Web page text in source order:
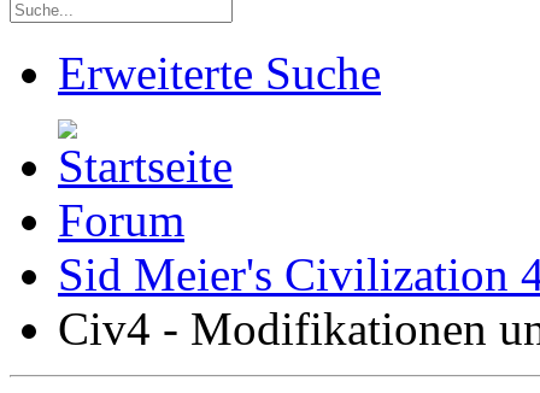
Erweiterte Suche
Forum
Sid Meier's Civilization
Civ4 - Modifikationen